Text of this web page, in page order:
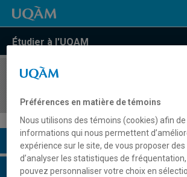
Étudier à l'UQAM
COURS//
Description du cours
Horaire - Été 2026
Préférences en matière de témoins
Nous utilisons des témoins (cookies) afin
informations qui nous permettent
expérience sur le site, de vous proposer
d’analyser les statistiques de
pouvez personnaliser votre choix en